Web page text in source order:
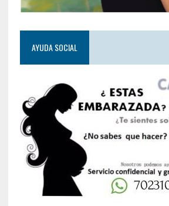
AYUDA SOCIAL